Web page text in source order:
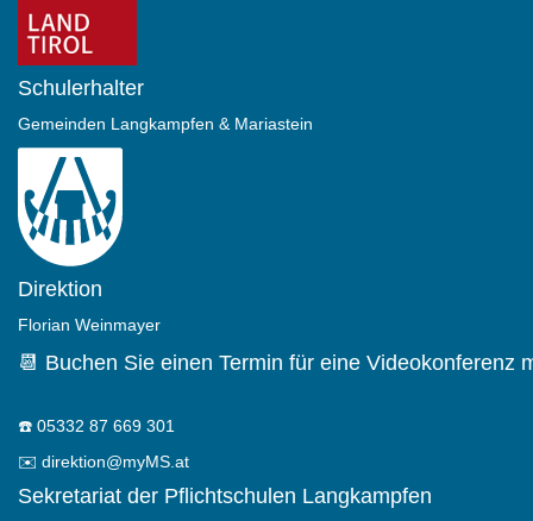
Schulerhalter
Gemeinden Langkampfen & Mariastein
Direktion
Florian Weinmayer
📆 Buchen Sie einen Termin für eine Videokonferenz
☎️ 05332 87 669 301
✉️ direktion@myMS.at
Sekretariat der Pflichtschulen Langkampfen